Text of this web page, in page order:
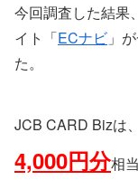
今回調査した結果
イト「ECナビ 」
た。
JCB CARD Bizは
4,000円分相